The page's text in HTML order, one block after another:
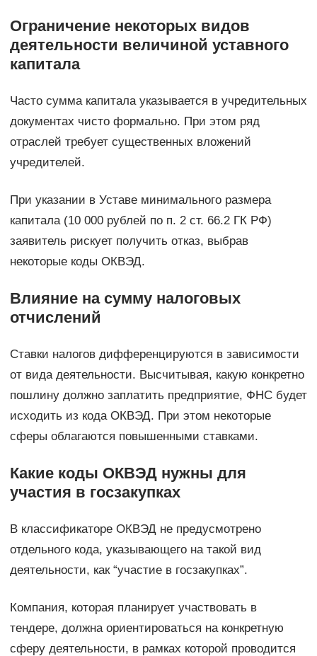
Ограничение некоторых видов
деятельности величиной уставного
капитала
Часто сумма капитала указывается в учредительных
документах чисто формально. При этом ряд
отраслей требует существенных вложений
учредителей.
При указании в Уставе минимального размера
капитала (10 000 рублей по п. 2 ст. 66.2 ГК РФ)
заявитель рискует получить отказ, выбрав
некоторые коды ОКВЭД.
Влияние на сумму налоговых
отчислений
Ставки налогов дифференцируются в зависимости
от вида деятельности. Высчитывая, какую конкретно
пошлину должно заплатить предприятие, ФНС будет
исходить из кода ОКВЭД. При этом некоторые
сферы облагаются повышенными ставками.
Какие коды ОКВЭД нужны для
участия в госзакупках
В классификаторе ОКВЭД не предусмотрено
отдельного кода, указывающего на такой вид
деятельности, как “участие в госзакупках”.
Компания, которая планирует участвовать в
тендере, должна ориентироваться на конкретную
сферу деятельности, в рамках которой проводится